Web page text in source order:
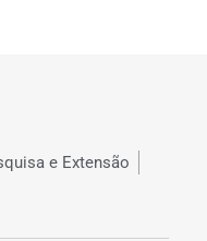
e Extensão